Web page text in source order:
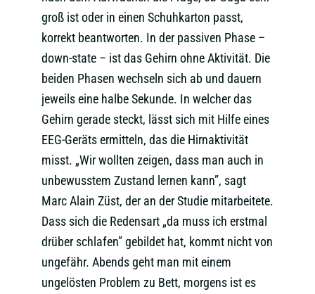
groß ist oder in einen Schuhkarton passt,
korrekt beantworten. In der passiven Phase –
down-state – ist das Gehirn ohne Aktivität. Die
beiden Phasen wechseln sich ab und dauern
jeweils eine halbe Sekunde. In welcher das
Gehirn gerade steckt, lässt sich mit Hilfe eines
EEG-Geräts ermitteln, das die Hirnaktivität
misst. „Wir wollten zeigen, dass man auch in
unbewusstem Zustand lernen kann”, sagt
Marc Alain Züst, der an der Studie mitarbeitete.
Dass sich die Redensart „da muss ich erstmal
drüber schlafen” gebildet hat, kommt nicht von
ungefähr. Abends geht man mit einem
ungelösten Problem zu Bett, morgens ist es